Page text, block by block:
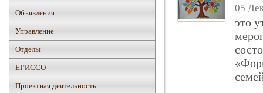
Объявления
Управление
Отделы
ЕГИССО
Проектная деятельность
05
это